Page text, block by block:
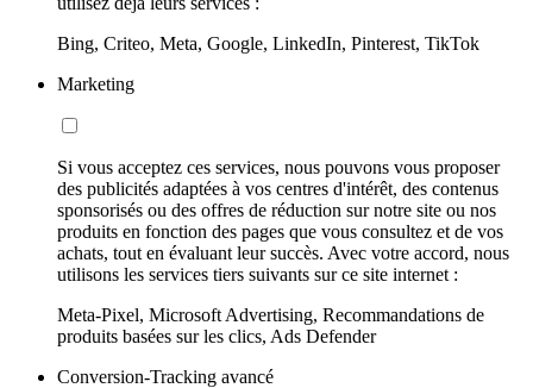
Bing, Criteo, Meta, Google, LinkedIn, Pinterest, TikTok
Marketing
Si vous acceptez ces services, nous pouvons vous proposer
des publicités adaptées à vos centres d'intérêt, des contenus
sponsorisés ou des offres de réduction sur notre site ou nos
produits en fonction des pages que vous consultez et de vos
achats, tout en évaluant leur succès. Avec votre accord, nous
utilisons les services tiers suivants sur ce site internet :
Meta-Pixel, Microsoft Advertising, Recommandations de
produits basées sur les clics, Ads Defender
Conversion-Tracking avancé